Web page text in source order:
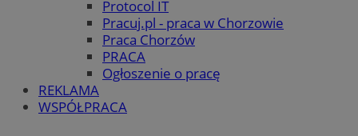
Protocol IT
Pracuj.pl - praca w Chorzowie
Praca Chorzów
PRACA
Ogłoszenie o pracę
REKLAMA
WSPÓŁPRACA